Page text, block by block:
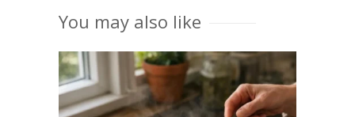
You may also like